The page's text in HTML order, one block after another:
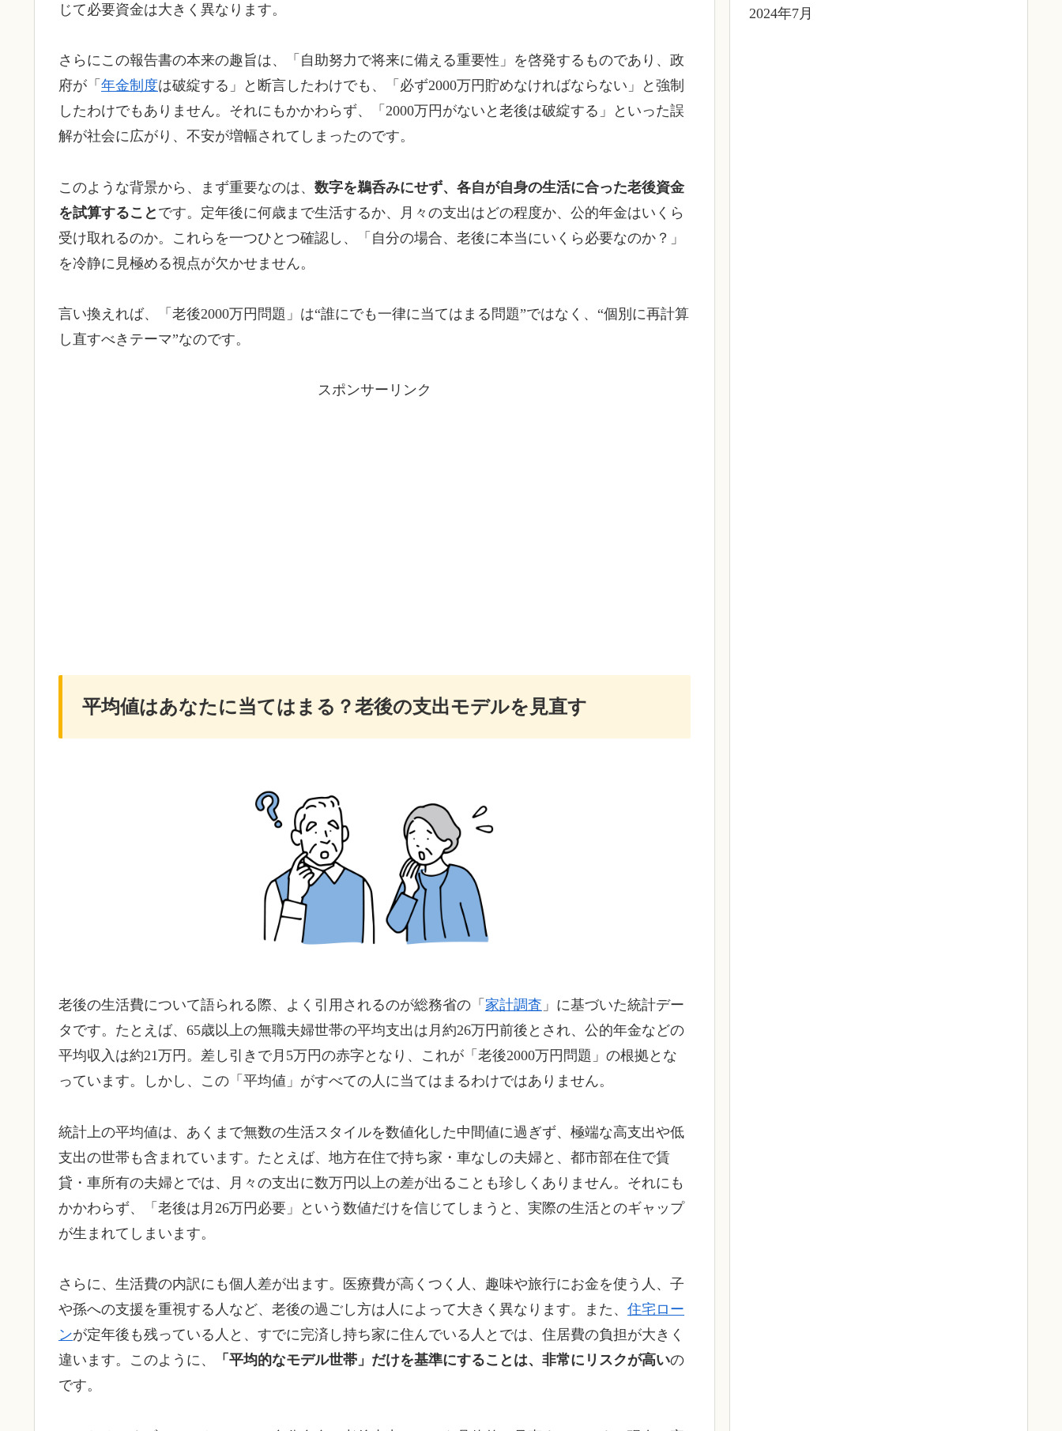
じて必要資金は大きく異なります。
さらにこの報告書の本来の趣旨は、「自助努力で将来に備える重要性」を啓発するものであり、政
府が「 年金制度は破綻する」と断言したわけでも、「必ず2000万円貯めなければならない」と強制
したわけでもありません。それにもかかわらず、「2000万円がないと老後は破綻する」といった誤
解が社会に広がり、不安が増幅されてしまったのです。
このような背景から、まず重要なのは、 数字を鵜呑みにせず、各自が自身の生活に合った老後資金
を試算すること です。定年後に何歳まで生活するか、月々の支出はどの程度か、公的年金はいくら
受け取れるのか。これらを一つひとつ確認し、「自分の場合、老後に本当にいくら必要なのか？」
を冷静に見極める視点が欠かせません。
言い換えれば、「老後2000万円問題」は“誰にでも一律に当てはまる問題”ではなく、“個別に再計算
し直すべきテーマ”なのです。
スポンサーリンク
平均値はあなたに当てはまる？老後の支出モデルを見直す
老後の生活費について語られる際、よく引用されるのが総務省の「 家計調査 」に基づいた統計デー
タです。たとえば、65歳以上の無職夫婦世帯の平均支出は月約26万円前後とされ、公的年金などの
平均収入は約21万円。差し引きで月5万円の赤字となり、これが「老後2000万円問題」の根拠とな
っています。しかし、この「平均値」がすべての人に当てはまるわけではありません。
統計上の平均値は、あくまで無数の生活スタイルを数値化した中間値に過ぎず、極端な高支出や低
支出の世帯も含まれています。たとえば、地方在住で持ち家・車なしの夫婦と、都市部在住で賃
貸・車所有の夫婦とでは、月々の支出に数万円以上の差が出ることも珍しくありません。それにも
かかわらず、「老後は月26万円必要」という数値だけを信じてしまうと、実際の生活とのギャップ
が生まれてしまいます。
さらに、生活費の内訳にも個人差が出ます。医療費が高くつく人、趣味や旅行にお金を使う人、子
や孫への支援を重視する人など、老後の過ごし方は人によって大きく異なります。また、 住宅ロー
ンが定年後も残っている人と、すでに完済し持ち家に住んでいる人とでは、住居費の負担が大きく
違います。このように、
「平均的なモデル世帯」だけを基準にすることは、非常にリスクが高いの
です。
2024年7月